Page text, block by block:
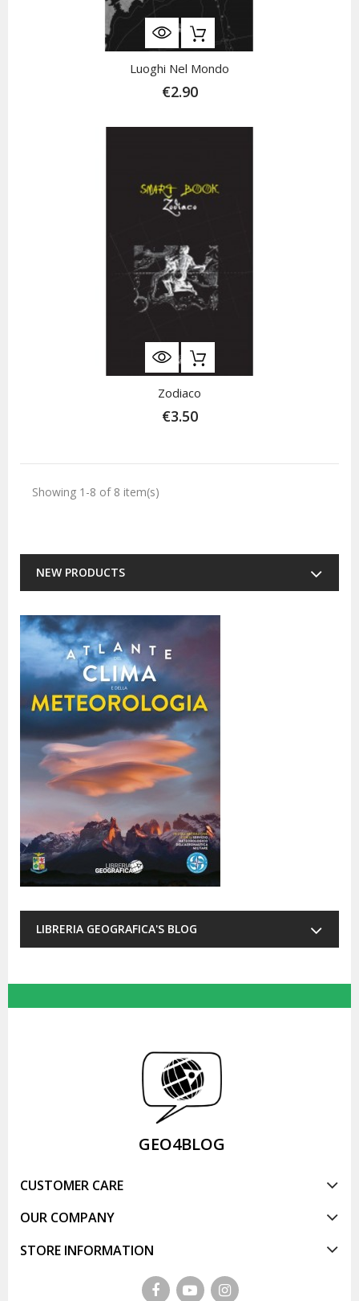
Luoghi Nel Mondo
€2.90
Zodiaco
€3.50
Showing 1-8 of 8 item(s)
NEW PRODUCTS
LIBRERIA GEOGRAFICA'S BLOG
GEO4BLOG
CUSTOMER CARE
OUR COMPANY
STORE INFORMATION